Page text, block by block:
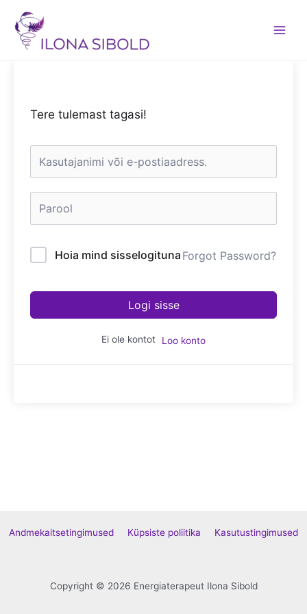
content
Tere tulemast tagasi!
Hoia mind sisselogituna Forgot Password?
Logi sisse
Ei ole kontot Loo konto
Andmekaitsetingimused Küpsiste poliitika Kasutustingimused
Copyright © 2026 Energiaterapeut Ilona Sibold